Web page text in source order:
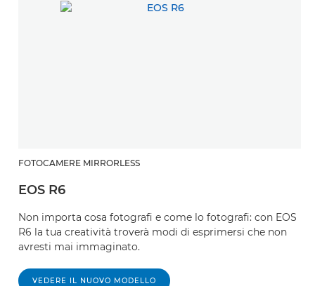
FOTOCAMERE MIRRORLESS
EOS R6
Non importa cosa fotografi e come lo fotografi: con EOS
R6 la tua creatività troverà modi di esprimersi che non
avresti mai immaginato.
VEDERE IL NUOVO MODELLO